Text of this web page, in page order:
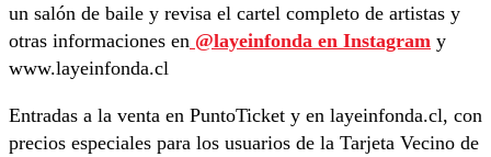
un salón de baile y revisa el cartel completo de artistas y
otras informaciones en @layeinfonda en Instagram y
www.layeinfonda.cl
Entradas a la venta en PuntoTicket y en layeinfonda.cl, con
precios especiales para los usuarios de la Tarjeta Vecino de